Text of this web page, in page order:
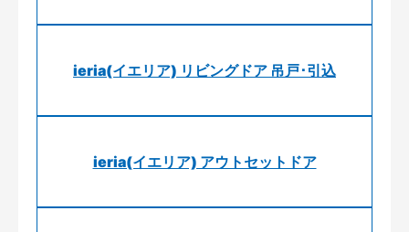
ieria(イエリア) リビングドア 吊戸･引込
ieria(イエリア) アウトセットドア